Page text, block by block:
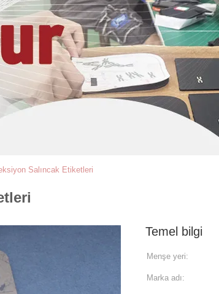
Salıncak Etiketleri
Temel bilgi
Menşe yeri:
Marka adı: